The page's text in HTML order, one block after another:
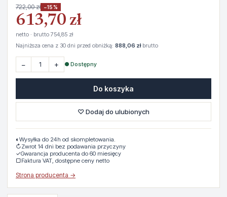
722,00 zł −15%
613,70 zł
netto · brutto 754,85 zł
Najniższa cena z 30 dni przed obniżką: 888,06 złbrutto
− + ● Dostępny
Do koszyka
♡ Dodaj do ulubionych
◐ Wysyłka do 24h od skompletowania.
↻Zwrot 14 dni bez podawania przyczyny
✓Gwarancja producenta do 60 miesięcy
▢Faktura VAT, dostępne ceny netto
Strona producenta →